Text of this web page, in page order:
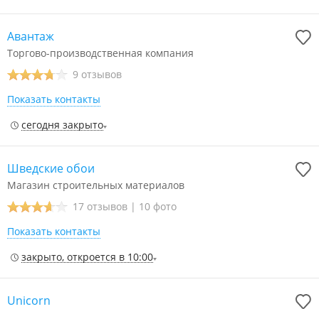
Авантаж
Торгово-производственная компания
9 отзывов
Показать контакты
сегодня закрыто
Шведские обои
Магазин строительных материалов
17 отзывов | 10 фото
Показать контакты
закрыто, откроется в 10:00
Unicorn